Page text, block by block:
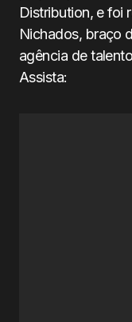
Distribution, e foi
Nichados, braço
agência de
Assista: